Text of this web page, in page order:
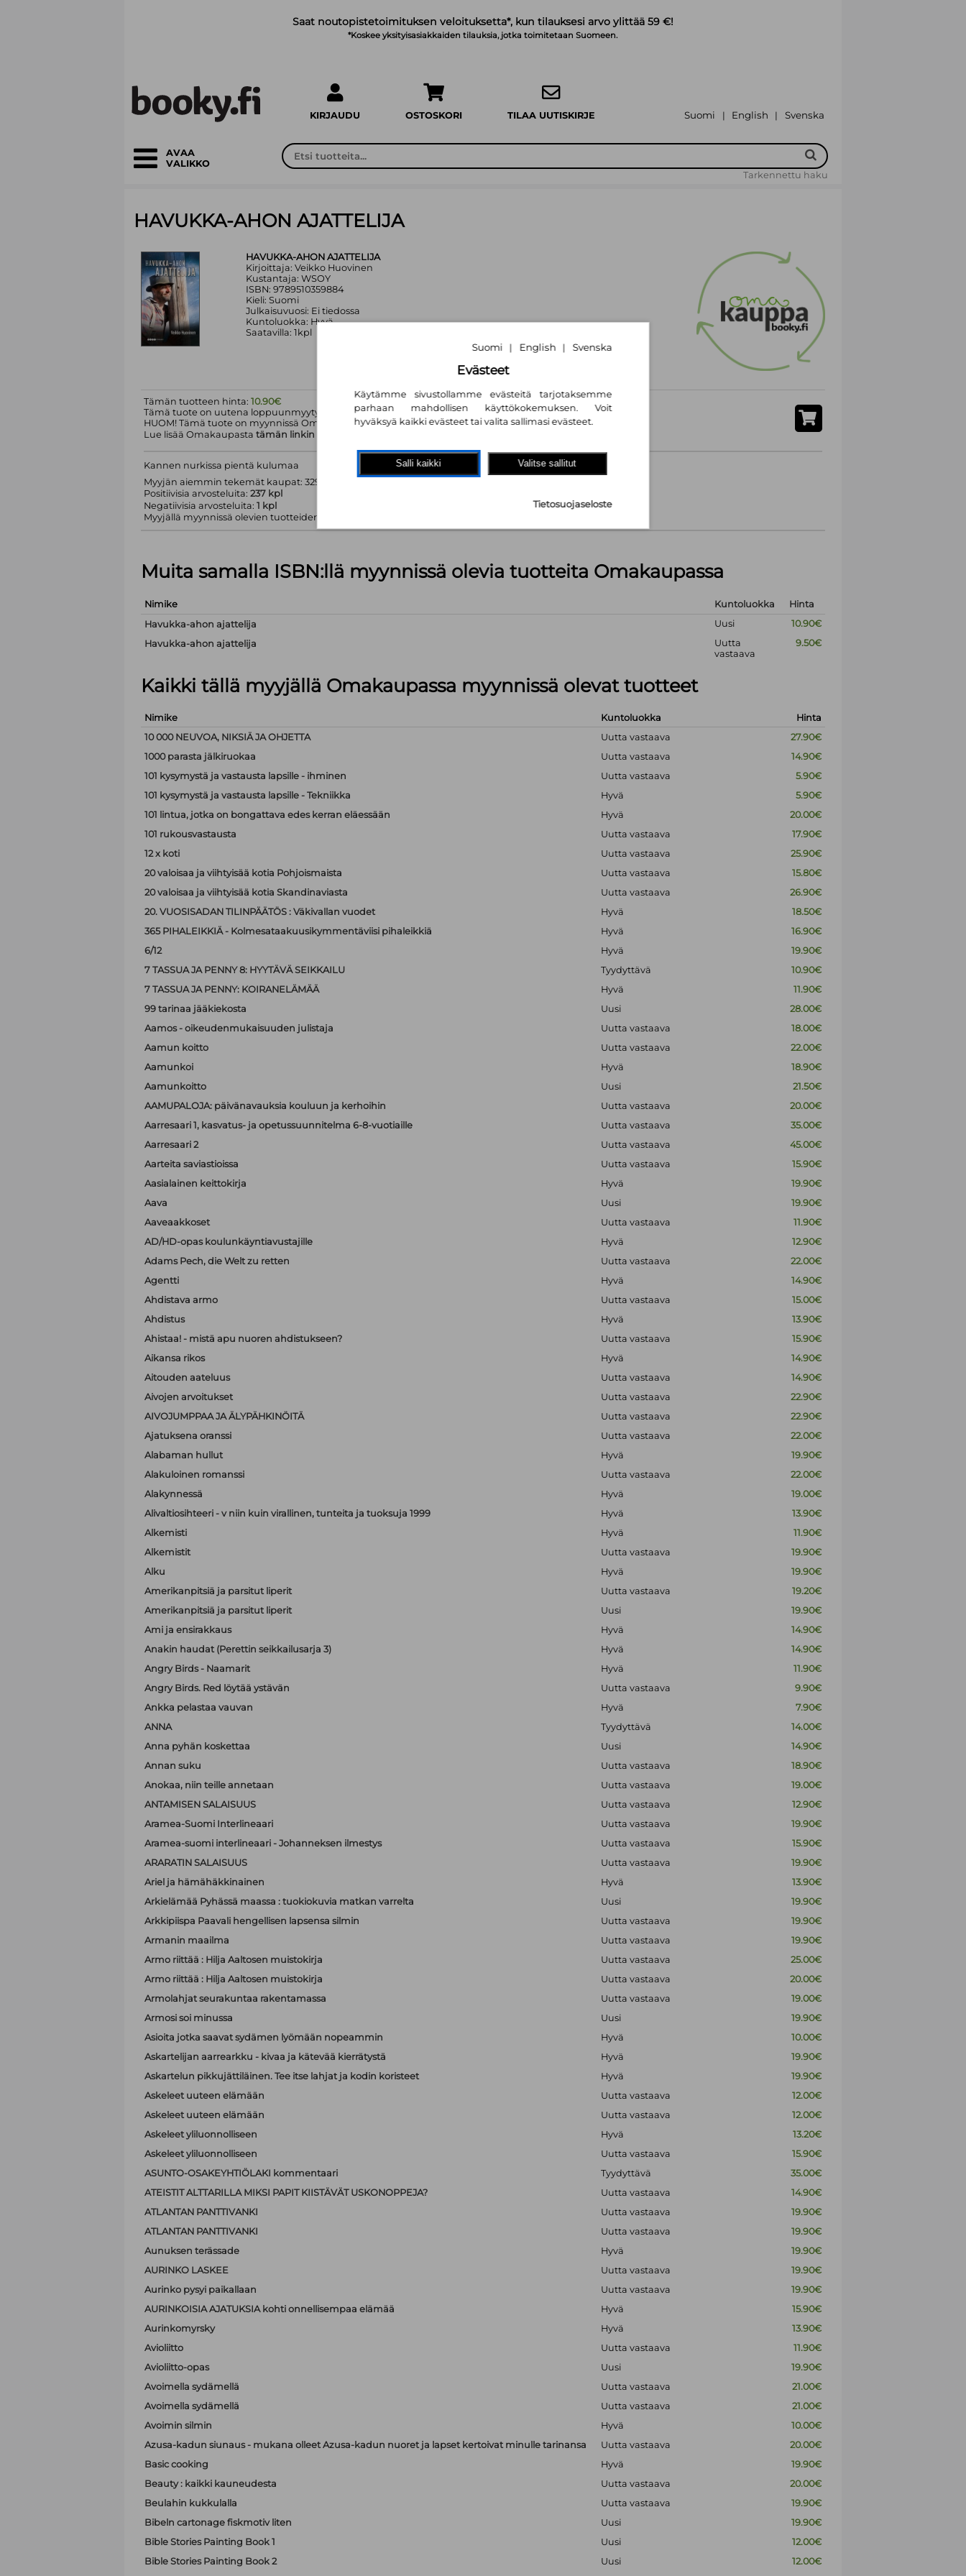
Saat noutopistetoimituksen veloituksetta*, kun tilauksesi arvo ylittää 59 €!
*Koskee yksityisasiakkaiden tilauksia, jotka toimitetaan Suomeen.
KIRJAUDU OSTOSKORI TILAA UUTISKIRJE Suomi | English | Svenska
AVAA
VALIKKO
Tarkennettu haku
HAVUKKA-AHON AJATTELIJA
HAVUKKA-AHON AJATTELIJA
Kirjoittaja: Veikko Huovinen
Kustantaja: WSOY
ISBN: 9789510359884
Kieli: Suomi
Julkaisuvuosi: Ei tiedossa
Kuntoluokka: Hyvä
Saatavilla: 1kpl
Tämän tuotteen hinta: 10.90€
Tämä tuote on uutena loppuunmyyty.
HUOM! Tämä tuote on myynnissä Omakaupassa
Lue lisää Omakaupasta tämän linkin
Kannen nurkissa pientä kulumaa
Myyjän aiemmin tekemät kaupat: 329 kpl
Positiivisia arvosteluita: 237 kpl
Negatiivisia arvosteluita: 1 kpl
Myyjällä myynnissä olevien tuotteiden määrä (kts. alla): 1499 kpl
Muita samalla ISBN:llä myynnissä olevia tuotteita Omakaupassa
Nimike Kuntoluokka
Hinta
Havukka-ahon ajattelija
Uusi
10.90€
Havukka-ahon ajattelija
Uutta
vastaava
9.50€
Kaikki tällä myyjällä Omakaupassa myynnissä olevat tuotteet
Nimike Kuntoluokka
Hinta
10 000 NEUVOA, NIKSIÄ JA OHJETTA
Uutta vastaava
27.90€
1000 parasta jälkiruokaa
Uutta vastaava
14.90€
101 kysymystä ja vastausta lapsille - ihminen
Uutta vastaava
5.90€
101 kysymystä ja vastausta lapsille - Tekniikka
Hyvä
5.90€
101 lintua, jotka on bongattava edes kerran eläessään
Hyvä
20.00€
101 rukousvastausta
Uutta vastaava
17.90€
12 x koti
Uutta vastaava
25.90€
20 valoisaa ja viihtyisää kotia Pohjoismaista
Uutta vastaava
15.80€
20 valoisaa ja viihtyisää kotia Skandinaviasta
Uutta vastaava
26.90€
20. VUOSISADAN TILINPÄÄTÖS : Väkivallan vuodet
Hyvä
18.50€
365 PIHALEIKKIÄ - Kolmesataakuusikymmentäviisi pihaleikkiä
Hyvä
16.90€
6/12
Hyvä
19.90€
7 TASSUA JA PENNY 8: HYYTÄVÄ SEIKKAILU
Tyydyttävä
10.90€
7 TASSUA JA PENNY: KOIRANELÄMÄÄ
Hyvä
11.90€
99 tarinaa jääkiekosta
Uusi
28.00€
Aamos - oikeudenmukaisuuden julistaja
Uutta vastaava
18.00€
Aamun koitto
Uutta vastaava
22.00€
Aamunkoi
Hyvä
18.90€
Aamunkoitto
Uusi
21.50€
AAMUPALOJA: päivänavauksia kouluun ja kerhoihin
Uutta vastaava
20.00€
Aarresaari 1, kasvatus- ja opetussuunnitelma 6-8-vuotiaille
Uutta vastaava
35.00€
Aarresaari 2
Uutta vastaava
45.00€
Aarteita saviastioissa
Uutta vastaava
15.90€
Aasialainen keittokirja
Hyvä
19.90€
Aava
Uusi
19.90€
Aaveaakkoset
Uutta vastaava
11.90€
AD/HD-opas koulunkäyntiavustajille
Hyvä
12.90€
Adams Pech, die Welt zu retten
Uutta vastaava
22.00€
Agentti
Hyvä
14.90€
Ahdistava armo
Uutta vastaava
15.00€
Ahdistus
Hyvä
13.90€
Ahistaa! - mistä apu nuoren ahdistukseen?
Uutta vastaava
15.90€
Aikansa rikos
Hyvä
14.90€
Aitouden aateluus
Uutta vastaava
14.90€
Aivojen arvoitukset
Uutta vastaava
22.90€
AIVOJUMPPAA JA ÄLYPÄHKINÖITÄ
Uutta vastaava
22.90€
Ajatuksena oranssi
Uutta vastaava
22.00€
Alabaman hullut
Hyvä
19.90€
Alakuloinen romanssi
Uutta vastaava
22.00€
Alakynnessä
Hyvä
19.00€
Alivaltiosihteeri - v niin kuin virallinen, tunteita ja tuoksuja 1999
Hyvä
13.90€
Alkemisti
Hyvä
11.90€
Alkemistit
Uutta vastaava
19.90€
Alku
Hyvä
19.90€
Amerikanpitsiä ja parsitut liperit
Uutta vastaava
19.20€
Amerikanpitsiä ja parsitut liperit
Uusi
19.90€
Ami ja ensirakkaus
Hyvä
14.90€
Anakin haudat (Perettin seikkailusarja 3)
Hyvä
14.90€
Angry Birds - Naamarit
Hyvä
11.90€
Angry Birds. Red löytää ystävän
Uutta vastaava
9.90€
Ankka pelastaa vauvan
Hyvä
7.90€
ANNA
Tyydyttävä
14.00€
Anna pyhän koskettaa
Uusi
14.90€
Annan suku
Uutta vastaava
18.90€
Anokaa, niin teille annetaan
Uutta vastaava
19.00€
ANTAMISEN SALAISUUS
Uutta vastaava
12.90€
Aramea-Suomi Interlineaari
Uutta vastaava
19.90€
Aramea-suomi interlineaari - Johanneksen ilmestys
Uutta vastaava
15.90€
ARARATIN SALAISUUS
Uutta vastaava
19.90€
Ariel ja hämähäkkinainen
Hyvä
13.90€
Arkielämää Pyhässä maassa : tuokiokuvia matkan varrelta
Uusi
19.90€
Arkkipiispa Paavali hengellisen lapsensa silmin
Uutta vastaava
19.90€
Armanin maailma
Uutta vastaava
19.90€
Armo riittää : Hilja Aaltosen muistokirja
Uutta vastaava
25.00€
Armo riittää : Hilja Aaltosen muistokirja
Uutta vastaava
20.00€
Armolahjat seurakuntaa rakentamassa
Uutta vastaava
19.00€
Armosi soi minussa
Uusi
19.90€
Asioita jotka saavat sydämen lyömään nopeammin
Hyvä
10.00€
Askartelijan aarrearkku - kivaa ja kätevää kierrätystä
Hyvä
19.90€
Askartelun pikkujättiläinen. Tee itse lahjat ja kodin koristeet
Hyvä
19.90€
Askeleet uuteen elämään
Uutta vastaava
12.00€
Askeleet uuteen elämään
Uutta vastaava
12.00€
Askeleet yliluonnolliseen
Hyvä
13.20€
Askeleet yliluonnolliseen
Uutta vastaava
15.90€
ASUNTO-OSAKEYHTIÖLAKI kommentaari
Tyydyttävä
35.00€
ATEISTIT ALTTARILLA MIKSI PAPIT KIISTÄVÄT USKONOPPEJA?
Uutta vastaava
14.90€
ATLANTAN PANTTIVANKI
Uutta vastaava
19.90€
ATLANTAN PANTTIVANKI
Uutta vastaava
19.90€
Aunuksen terässade
Hyvä
19.90€
AURINKO LASKEE
Uutta vastaava
19.90€
Aurinko pysyi paikallaan
Uutta vastaava
19.90€
AURINKOISIA AJATUKSIA kohti onnellisempaa elämää
Hyvä
15.90€
Aurinkomyrsky
Hyvä
13.90€
Avioliitto
Uutta vastaava
11.90€
Avioliitto-opas
Uusi
19.90€
Avoimella sydämellä
Uutta vastaava
21.00€
Avoimella sydämellä
Uutta vastaava
21.00€
Avoimin silmin
Hyvä
10.00€
Azusa-kadun siunaus - mukana olleet Azusa-kadun nuoret ja lapset kertoivat minulle tarinansa
Uutta vastaava
20.00€
Basic cooking
Hyvä
19.90€
Beauty : kaikki kauneudesta
Uutta vastaava
20.00€
Beulahin kukkulalla
Uutta vastaava
19.90€
Bibeln cartonage fiskmotiv liten
Uusi
19.90€
Bible Stories Painting Book 1
Uusi
12.00€
Bible Stories Painting Book 2
Uusi
12.00€
Suomi | English | Svenska
Evästeet
Käytämme sivustollamme evästeitä tarjotaksemme
parhaan mahdollisen käyttökokemuksen. Voit
hyväksyä kaikki evästeet tai valita sallimasi evästeet.
Salli kaikki Valitse sallitut
Tietosuojaseloste